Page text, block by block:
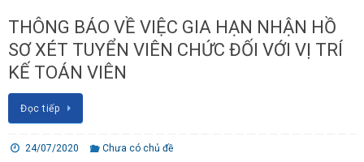
THÔNG BÁO VỀ VIỆC GIA HẠN NHẬN HỒ
SƠ XÉT TUYỂN VIÊN CHỨC ĐỐI VỚI VỊ TRÍ
KẾ TOÁN VIÊN
Đọc tiếp
24/07/2020 Chưa có chủ đề